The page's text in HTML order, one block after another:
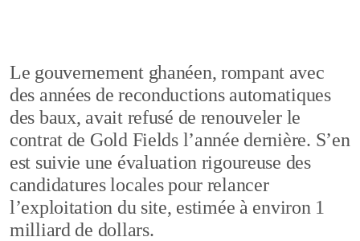
Le gouvernement ghanéen, rompant avec
des années de reconductions automatiques
des baux, avait refusé de renouveler le
contrat de Gold Fields l’année dernière. S’en
est suivie une évaluation rigoureuse des
candidatures locales pour relancer
l’exploitation du site, estimée à environ 1
milliard de dollars.